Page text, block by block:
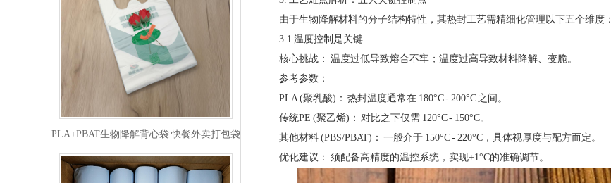
PLA+PBAT生物降解背心袋 快餐外卖打包袋
由于生物降解材料的分子结构特性，其热封工艺需精细化管理以下五个维度：
3.1 温度控制是关键
核心挑战： 温度过低导致熔合不牢；温度过高导致材料降解、变脆。
参考参数：
PLA (聚乳酸)： 热封温度通常在 180°C - 200°C 之间。
传统PE (聚乙烯)： 对比之下仅需 120°C - 150°C。
其他材料 (PBS/PBAT)： 一般介于 150°C - 220°C，具体视厚度与配方而定。
优化建议： 须配备高精度的温控系统，实现±1°C的准确调节。